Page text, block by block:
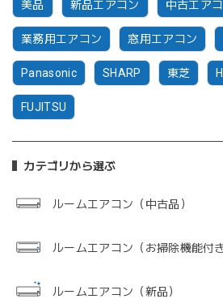
美品 新品エアコン 中古エア
業務用エアコン 窓用エアコン
Panasonic SHARP 東芝
FUJITSU
カテゴリから選ぶ
ルームエアコン（中古品）
ルームエアコン（お掃除機能付
ルームエアコン（新品）